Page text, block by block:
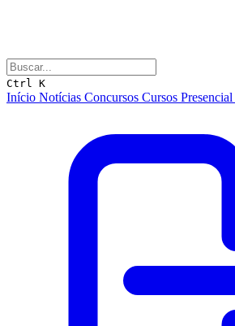
Ctrl K
Início Notícias Concursos Cursos Presencial